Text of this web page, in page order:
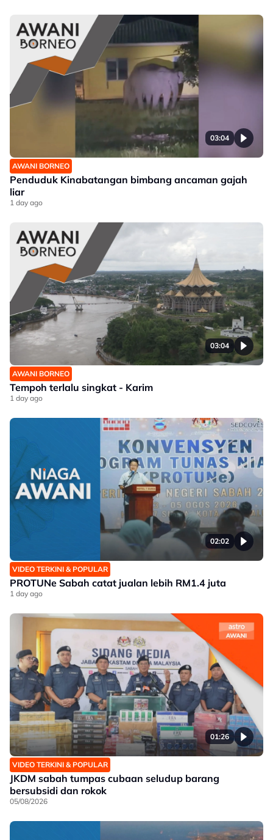
03:04
AWANI BORNEO
Penduduk Kinabatangan bimbang ancaman gajah
liar
1 day ago
03:04
AWANI BORNEO
Tempoh terlalu singkat - Karim
1 day ago
02:02
VIDEO TERKINI & POPULAR
PROTUNe Sabah catat jualan lebih RM1.4 juta
1 day ago
01:26
VIDEO TERKINI & POPULAR
JKDM sabah tumpas cubaan seludup barang
bersubsidi dan rokok
05/08/2026